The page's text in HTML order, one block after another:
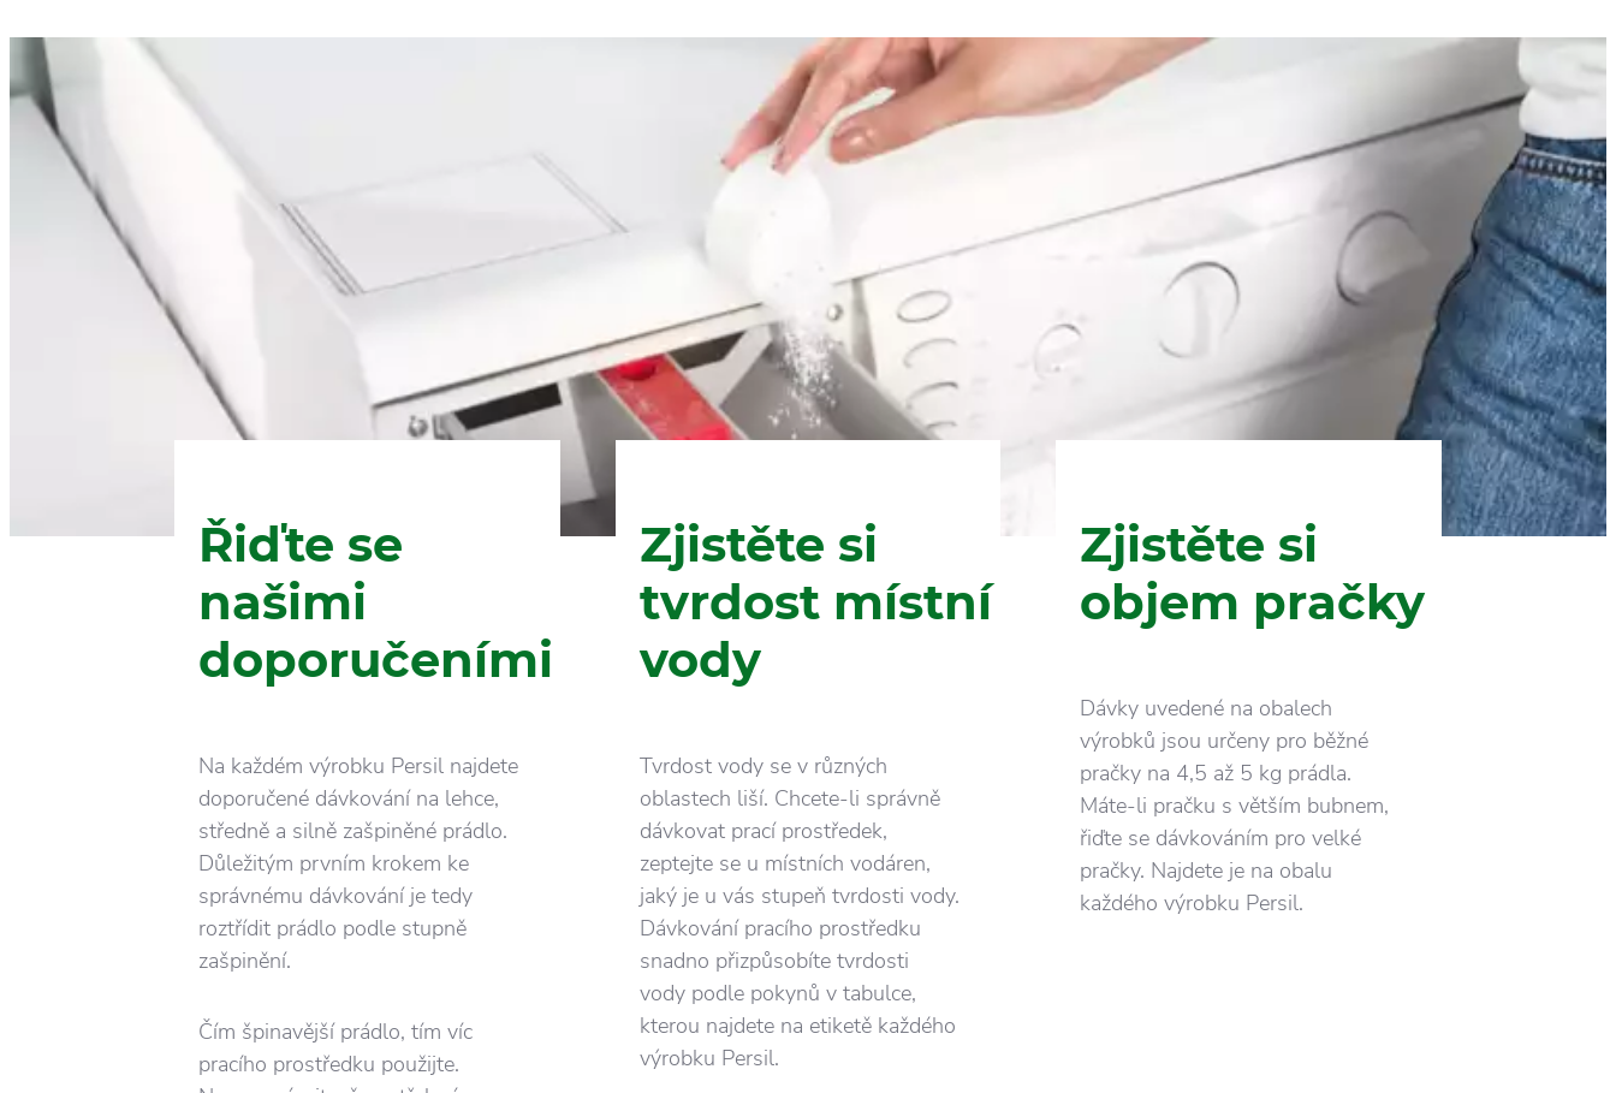
Řiďte se
našimi
doporučeními
Na každém výrobku Persil najdete
doporučené dávkování na lehce,
středně a silně zašpiněné prádlo.
Důležitým prvním krokem ke
správnému dávkování je tedy
roztřídit prádlo podle stupně
zašpinění.
Čím špinavější prádlo, tím víc
pracího prostředku použijte.
Zjistěte si
tvrdost místní
vody
Tvrdost vody se v různých
oblastech liší. Chcete-li správně
dávkovat prací prostředek,
zeptejte se u místních vodáren,
jaký je u vás stupeň tvrdosti vody.
Dávkování pracího prostředku
snadno přizpůsobíte tvrdosti
vody podle pokynů v tabulce,
kterou najdete na etiketě každého
výrobku Persil.
Zjistěte si
objem pračky
Dávky uvedené na obalech
výrobků jsou určeny pro běžné
pračky na 4,5 až 5 kg prádla.
Máte-li pračku s větším bubnem,
řiďte se dávkováním pro velké
pračky. Najdete je na obalu
každého výrobku Persil.